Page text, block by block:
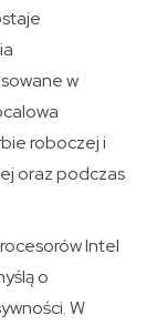
w
roboczej i
oraz podczas
Intel
o
W